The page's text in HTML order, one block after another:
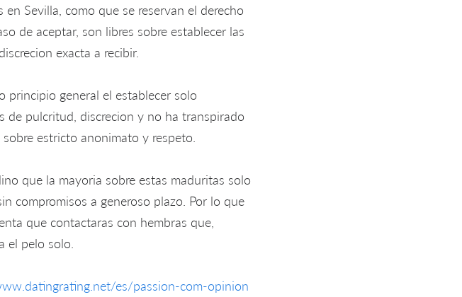
Sevilla, como que se reservan el derecho
de aceptar, son libres sobre establecer las
exacta a recibir.
principio general el establecer solo
de pulcritud, discrecion y no ha transpirado
estricto anonimato y respeto.
que la mayoria sobre estas maduritas solo
compromisos a generoso plazo. Por lo que
que contactaras con hembras que,
el pelo solo.
es/passion-com-opinion